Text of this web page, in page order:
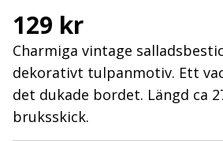
129 kr
Charmiga vintage
dekorativt tulpanmotiv. Ett
det dukade bordet. Längd ca
bruksskick.